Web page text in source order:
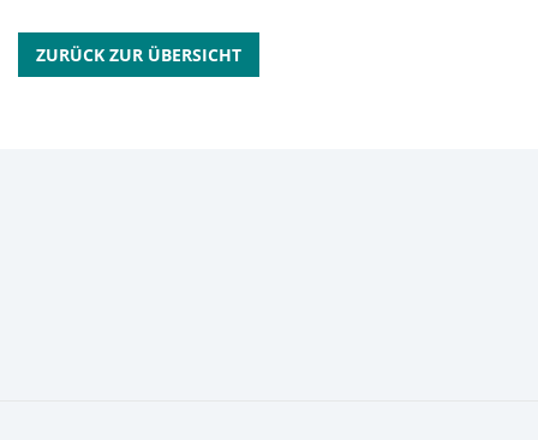
ZURÜCK ZUR ÜBERSICHT